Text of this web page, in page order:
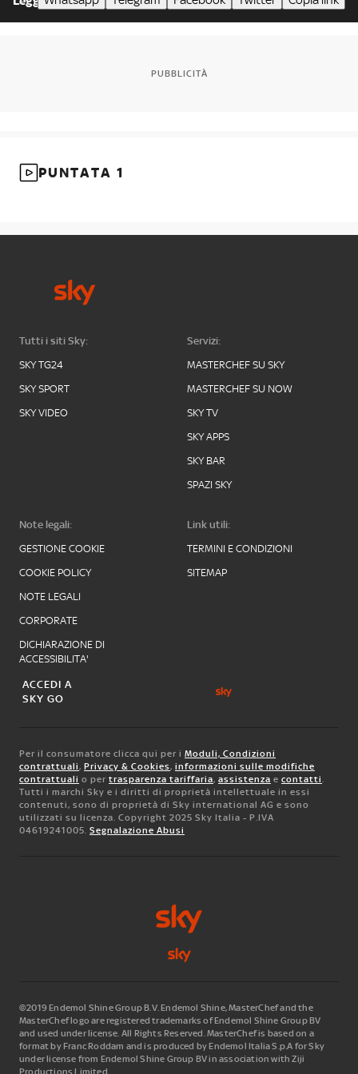
PUBBLICITÀ
PUNTATA 1
Tutti i siti Sky:
SKY TG24
SKY SPORT
SKY VIDEO
Servizi:
MASTERCHEF SU SKY
MASTERCHEF SU NOW
SKY TV
SKY APPS
SKY BAR
SPAZI SKY
Note legali:
GESTIONE COOKIE
COOKIE POLICY
NOTE LEGALI
CORPORATE
DICHIARAZIONE DI
ACCESSIBILITA'
Link utili:
TERMINI E CONDIZIONI
SITEMAP
ACCEDI A
SKY GO
Per il consumatore clicca qui per i Moduli, Condizioni
contrattuali, Privacy & Cookies, informazioni sulle modifiche
contrattuali o per trasparenza tariffaria, assistenza e contatti.
Tutti i marchi Sky e i diritti di proprietà intellettuale in essi
contenuti, sono di proprietà di Sky international AG e sono
utilizzati su licenza. Copyright 2025 Sky Italia - P.IVA
04619241005. Segnalazione Abusi
©2019 Endemol Shine Group B.V. Endemol Shine, MasterChef and the
MasterChef logo are registered trademarks of Endemol Shine Group BV
and used under license. All Rights Reserved. MasterChef is based on a
format by Franc Roddam and is produced by Endemol Italia S.p.A for Sky
under license from Endemol Shine Group BV in association with Ziji
Productions Limited.